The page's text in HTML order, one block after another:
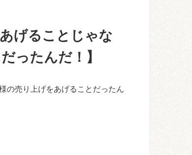
げることじゃな
ったんだ！】
の売り上げをあげることだったん